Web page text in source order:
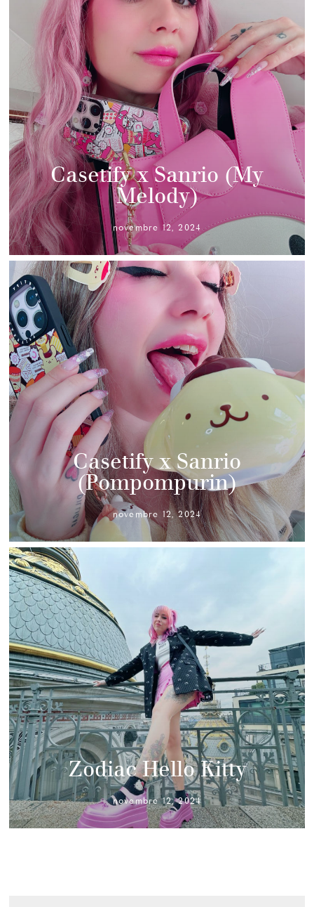
Casetify x Sanrio (My
Melody)
novembre 12, 2024
Casetify x Sanrio
(Pompompurin)
novembre 12, 2024
Zodiac Hello Kitty
novembre 12, 2024